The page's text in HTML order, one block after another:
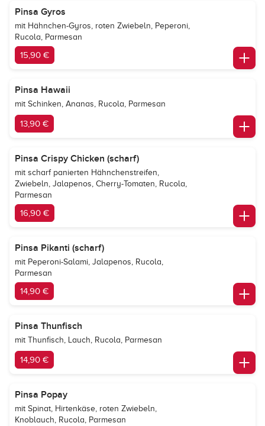
Pinsa Gyros
mit Hähnchen-Gyros, roten Zwiebeln, Peperoni,
Rucola, Parmesan
15,90 €
Pinsa Hawaii
mit Schinken, Ananas, Rucola, Parmesan
13,90 €
Pinsa Crispy Chicken (scharf)
mit scharf panierten Hähnchenstreifen,
Zwiebeln, Jalapenos, Cherry-Tomaten, Rucola,
Parmesan
16,90 €
Pinsa Pikanti (scharf)
mit Peperoni-Salami, Jalapenos, Rucola,
Parmesan
14,90 €
Pinsa Thunfisch
mit Thunfisch, Lauch, Rucola, Parmesan
14,90 €
Pinsa Popay
mit Spinat, Hirtenkäse, roten Zwiebeln,
Knoblauch, Rucola, Parmesan